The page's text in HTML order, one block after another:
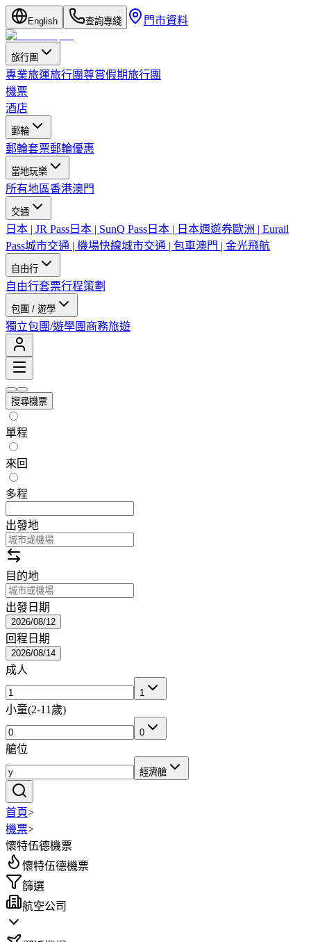
English 查詢專綫 門市資料
旅行團
專業旅運旅行團尊賞假期旅行團
機票
酒店
郵輪
郵輪套票郵輪優惠
當地玩樂
所有地區香港澳門
交通
日本 | JR Pass 日本 | SunQ Pass 日本 | 日本週遊券歐洲 | Eurail
Pass城市交通 | 機場快線城市交通 | 包車澳門 | 金光飛航
自由行
自由行套票行程策劃
包團 / 遊學
獨立包團/遊學團 商務旅遊
搜尋機票
單程
來回
多程
出發地
目的地
出發日期
2026/08/12
回程日期
2026/08/14
成人
1
小童(2-11歲)
0
艙位
經濟艙
首頁>
機票>
懷特伍德機票
懷特伍德機票
篩選
航空公司